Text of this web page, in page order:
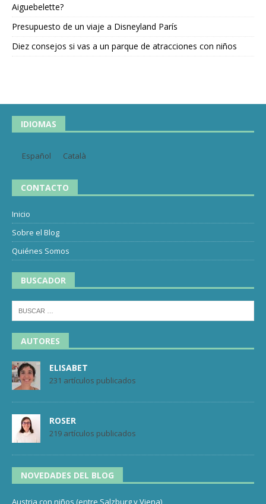
Aiguebelette?
Presupuesto de un viaje a Disneyland París
Diez consejos si vas a un parque de atracciones con niños
IDIOMAS
Español Català
CONTACTO
Inicio
Sobre el Blog
Quiénes Somos
BUSCADOR
AUTORES
ELISABET
231 artículos publicados
ROSER
219 artículos publicados
NOVEDADES DEL BLOG
Austria con niños (entre Salzburg y Viena)